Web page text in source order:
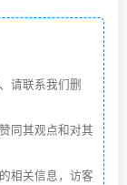
请联系我们删
同其观点和对其
相关信息，访客